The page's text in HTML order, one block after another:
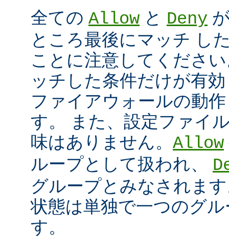
全ての Allow と Deny
ところ最後にマッチ し
ことに注意してくださ
ッチした条件だけが有
ファイアウォールの動
す。 また、設定ファイ
味はありません。 Allow
ループとして扱われ、
グループとみなされま
状態は単独で一つのグ
す。